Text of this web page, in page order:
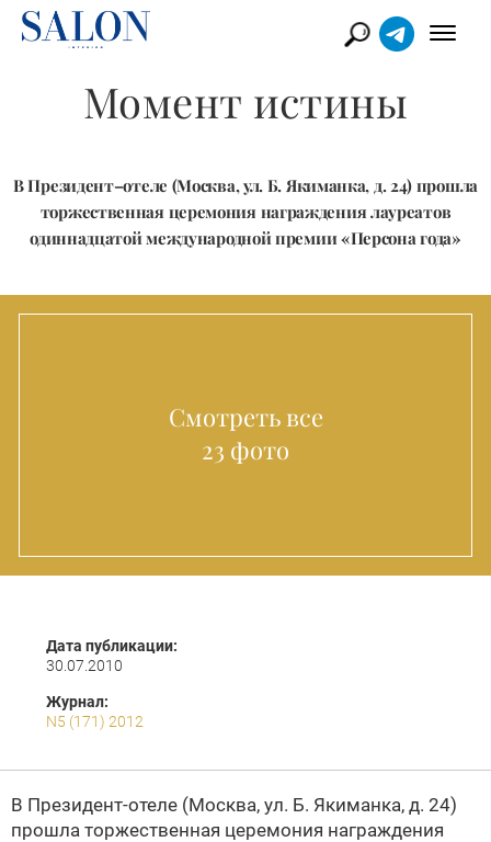
Момент истины
В Президент–отеле (Москва, ул. Б. Якиманка, д. 24) прошла
торжественная церемония награждения лауреатов
одиннадцатой международной премии «Персона года»
Смотреть все
23 фото
Дата публикации:
30.07.2010
Журнал:
N5 (171) 2012
В Президент-отеле (Москва, ул. Б. Якиманка, д. 24)
прошла торжественная церемония награждения